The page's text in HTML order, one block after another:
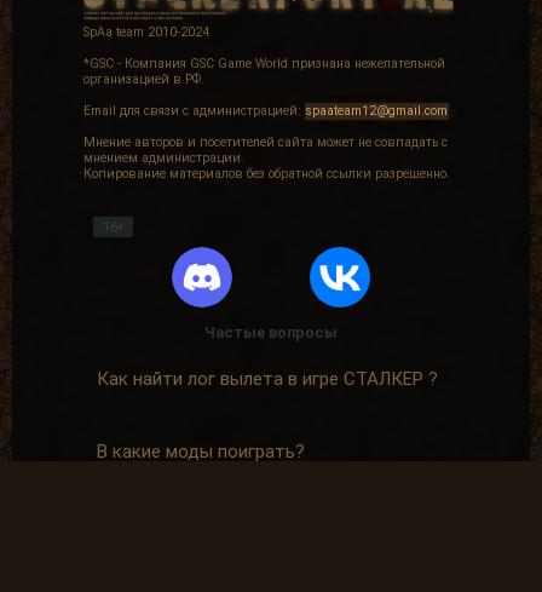
SpAa team 2010-2024
*GSC - Компания GSC Game World признана нежелательной
организацией в РФ.
Email для связи с администрацией: spaateam12@gmail.com
Мнение авторов и посетителей сайта может не совпадать с
мнением администрации.
Копирование материалов без обратной ссылки разрешенно.
16+
Частые вопросы
Как найти лог вылета в игре СТАЛКЕР ?
В какие моды поиграть?